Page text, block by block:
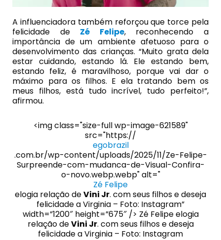
A influenciadora também reforçou que torce pela
felicidade de Zé Felipe, reconhecendo a
importância de um ambiente afetuoso para o
desenvolvimento das crianças. “Muito grata dela
estar cuidando, estando lá. Ele estando bem,
estando feliz, é maravilhoso, porque vai dar o
máximo para os filhos. E ela tratando bem os
meus filhos, está tudo incrível, tudo perfeito!”,
afirmou.
<img class="size-full wp-image-621589"
src="https://
egobrazil
.com.br/wp-content/uploads/2025/11/Ze-Felipe-
Surpreende-com-mudanca-de-Visual-Confira-
o-novo.webp.webp" alt="
Zé Felipe
elogia relação deVini Jr. com seus filhos e deseja
felicidade a Virginia – Foto: Instagram”
width=”1200″ height=”675″ /> Zé Felipe elogia
relação deVini Jr. com seus filhos e deseja
felicidade a Virginia – Foto: Instagram